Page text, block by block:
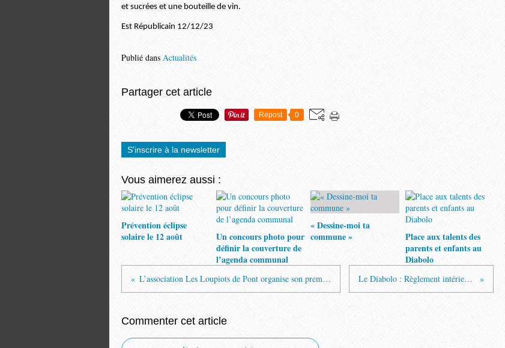
et sucrées et une bouteille de vin.
Est Républicain 12/12/23
Publié dans Actualités
Partager cet article
Repost 0
S'inscrire à la newsletter
Vous aimerez aussi :
Prévention éclipse
solaire le 12 août
Un concours photo pour
définir la couverture de
l’agenda communal
« Dessine-moi ta
commune »
Place aux talents des
parents et enfants au
Diabolo
L’association Les Loupiots de Pont organise son premier marché de Noël Le Diabolo : Règlement intérieur 2023-2024
Commenter cet article